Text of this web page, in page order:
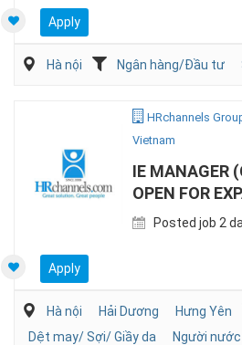
Apply
Hà nội Ngân hàng/Đầu tư
HRchannels
Vietnam
IE MANAGER
OPEN FOR
Posted job 2
Apply
Hà nội Hải Dương
Hưng Yên
Dệt may/ Sợi/ Giầy da
Người